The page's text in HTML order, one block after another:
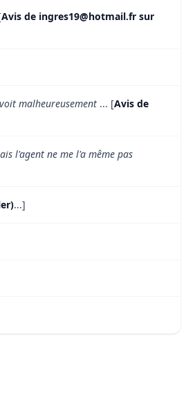
Avis de ingres19@hotmail.fr sur
malheureusement ... [Avis de
l'agent ne me l'a même pas
...]